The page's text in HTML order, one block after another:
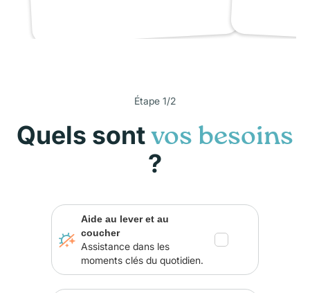
Étape 1/2
Quels sont vos besoins
?
Aide au lever et au
coucher
Assistance dans les
moments clés du quotidien.